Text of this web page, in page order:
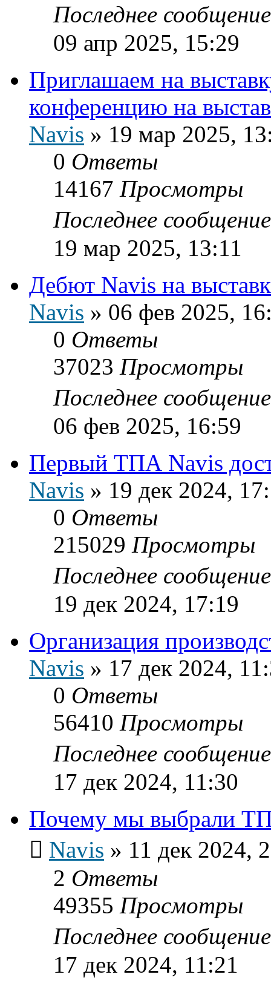
Последнее
09 апр 2025, 15:29
Приглашаем на
конференцию на
Navis » 19 мар 2025,
0 Ответы
14167 Просмотры
Последнее
19 мар 2025, 13:11
Дебют Navis на
Navis » 06 фев 2025,
0 Ответы
37023 Просмотры
Последнее
06 фев 2025, 16:59
Первый ТПА Navis
Navis » 19 дек 2024,
0 Ответы
215029 Просмотры
Последнее
19 дек 2024, 17:19
Организация
Navis » 17 дек 2024,
0 Ответы
56410 Просмотры
Последнее
17 дек 2024, 11:30
Почему мы выбрали
Navis » 11 дек 2024,
2 Ответы
49355 Просмотры
Последнее
17 дек 2024, 11:21